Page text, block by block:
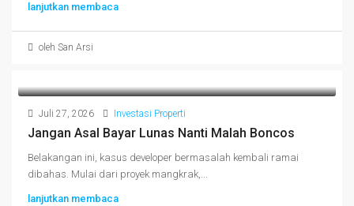
lanjutkan membaca
oleh San Arsi
Juli 27, 2026 Investasi Properti
Jangan Asal Bayar Lunas Nanti Malah Boncos
Belakangan ini, kasus developer bermasalah kembali ramai
dibahas. Mulai dari proyek mangkrak,...
lanjutkan membaca